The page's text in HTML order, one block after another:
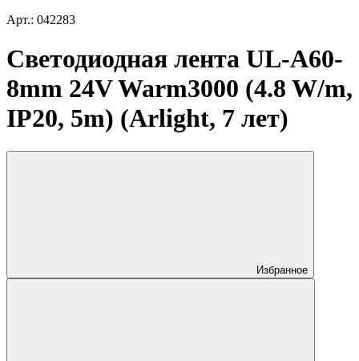
Арт.: 042283
Светодиодная лента UL-A60-
8mm 24V Warm3000 (4.8 W/m,
IP20, 5m) (Arlight, 7 лет)
Избранное